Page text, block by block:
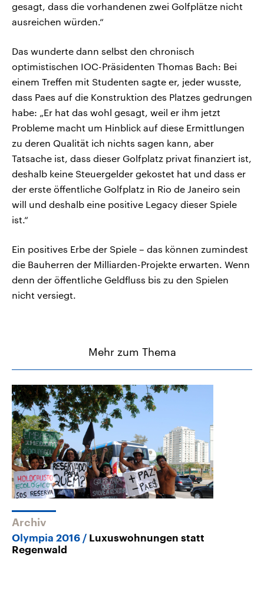
gesagt, dass die vorhandenen zwei Golfplätze nicht
ausreichen würden.“
Das wunderte dann selbst den chronisch
optimistischen IOC-Präsidenten Thomas Bach: Bei
einem Treffen mit Studenten sagte er, jeder wusste,
dass Paes auf die Konstruktion des Platzes gedrungen
habe: „Er hat das wohl gesagt, weil er ihm jetzt
Probleme macht um Hinblick auf diese Ermittlungen
zu deren Qualität ich nichts sagen kann, aber
Tatsache ist, dass dieser Golfplatz privat finanziert ist,
deshalb keine Steuergelder gekostet hat und dass er
der erste öffentliche Golfplatz in Rio de Janeiro sein
will und deshalb eine positive Legacy dieser Spiele
ist.“
Ein positives Erbe der Spiele – das können zumindest
die Bauherren der Milliarden-Projekte erwarten. Wenn
denn der öffentliche Geldfluss bis zu den Spielen
nicht versiegt.
Mehr zum Thema
Archiv
Olympia 2016
Luxuswohnungen statt
Regenwald